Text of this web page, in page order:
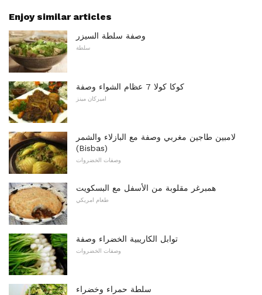
Enjoy similar articles
وصفة سلطة السيزر
سلطة
كوكا كولا 7 عظام الشواء وصفة
اميركان مينز
لامبين طاجين مغربي وصفة مع البازلاء والشمر
(Bisbas)
وصفات الخضروات
همبرغر مقلوبة من الأسفل مع البسكويت
طعام امريكي
توابل الكاريبية الخضراء وصفة
وصفات الخضروات
سلطة حمراء وخضراء